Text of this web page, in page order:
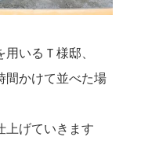
用いるＴ様邸、
間かけて並べた場
上げていきます